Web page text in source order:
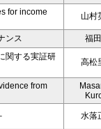
for income
山村
ンス
福
関する実証研
高松
from
水落